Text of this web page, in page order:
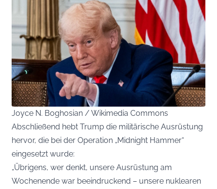
Joyce N. Boghosian / Wikimedia Commons
Abschließend hebt Trump die militärische Ausrüstung
hervor, die bei der Operation „Midnight Hammer“
eingesetzt wurde:
„Übrigens, wer denkt, unsere Ausrüstung am
Wochenende war beeindruckend – unsere nuklearen